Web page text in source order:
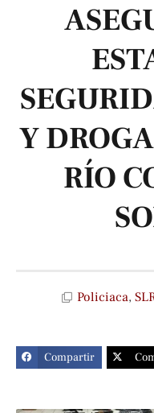
Y
RÍO
Policiaca,
Compartir